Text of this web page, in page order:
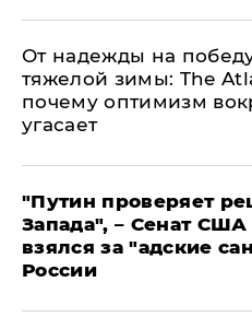
От надежды на
тяжелой зимы: The
почему оптимизм
угасает
"Путин проверяет
Запада", – Сенат
взялся за "адские
России